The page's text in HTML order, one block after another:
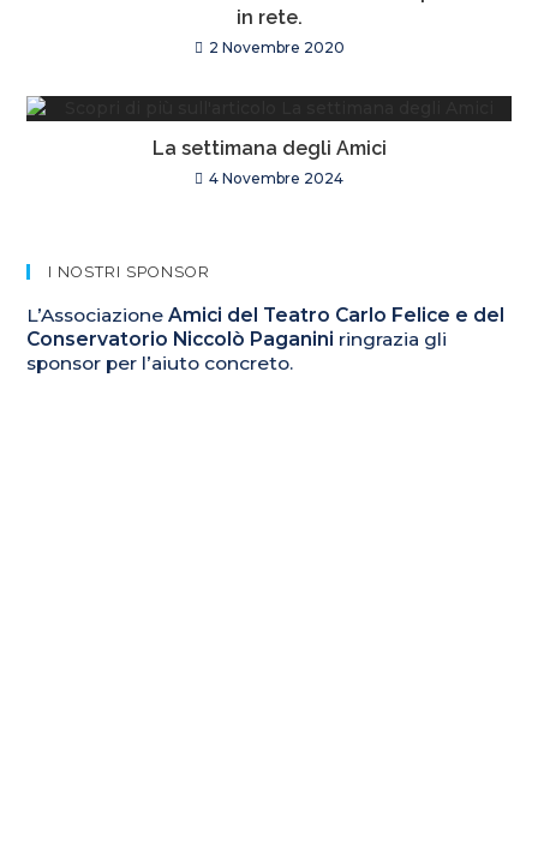
in rete.
2 Novembre 2020
La settimana degli Amici
4 Novembre 2024
I NOSTRI SPONSOR
L’AssociazioneAmici del Teatro Carlo Felice e del
Conservatorio Niccolò Paganini ringrazia gli
sponsor per l’aiuto concreto.